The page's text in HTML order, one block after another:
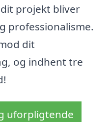
projekt bliver
professionalisme.
dit
og indhent tre
uforpligtende